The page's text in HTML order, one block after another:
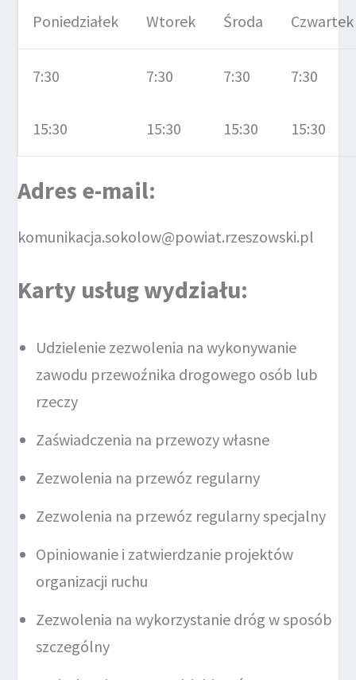
Poniedziałek Wtorek Środa Czwartek
7:30
15:30
7:30
15:30
7:30
15:30
7:30
15:30
Adres e-mail:
komunikacja.sokolow@powiat.rzeszowski.pl
Karty usług wydziału:
Udzielenie zezwolenia na wykonywanie
zawodu przewoźnika drogowego osób lub
rzeczy
Zaświadczenia na przewozy własne
Zezwolenia na przewóz regularny
Zezwolenia na przewóz regularny specjalny
Opiniowanie i zatwierdzanie projektów
organizacji ruchu
Zezwolenia na wykorzystanie dróg w sposób
szczególny